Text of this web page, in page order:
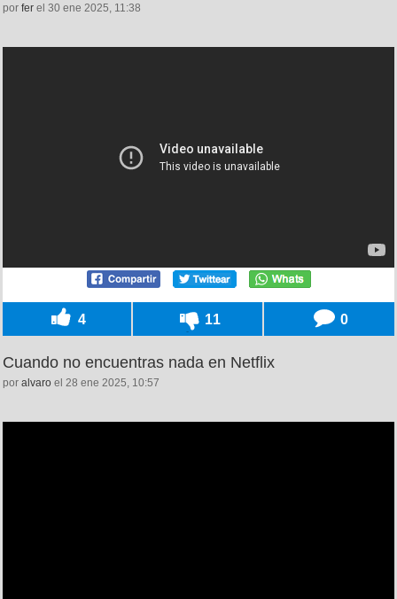
por fer el 30 ene 2025, 11:38
4 11 0
Cuando no encuentras nada en Netflix
por alvaro el 28 ene 2025, 10:57